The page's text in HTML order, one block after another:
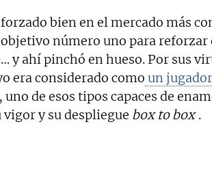
bien en el mercado más
número uno para reforzar
y ahí pinchó en hueso. Por sus
era considerado como un
, uno de esos tipos capaces de
y su despliegue box to box .